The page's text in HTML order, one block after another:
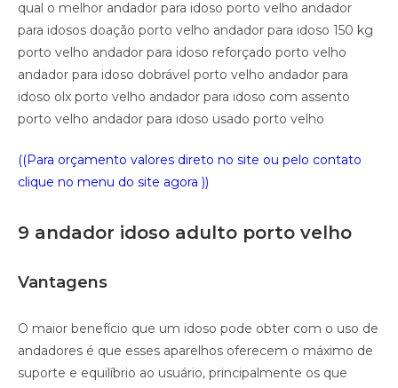
qual o melhor andador para idoso porto velho andador
para idosos doação porto velho andador para idoso 150 kg
porto velho andador para idoso reforçado porto velho
andador para idoso dobrável porto velho andador para
idoso olx porto velho andador para idoso com assento
porto velho andador para idoso usado porto velho
((Para orçamento valores direto no site ou pelo contato
clique no menu do site agora ))
9 andador idoso adulto porto velho
Vantagens
O maior benefício que um idoso pode obter com o uso de
andadores é que esses aparelhos oferecem o máximo de
suporte e equilíbrio ao usuário, principalmente os que